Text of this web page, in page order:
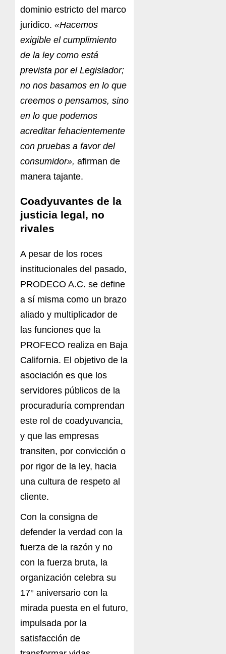
dominio estricto del marco
jurídico. «Hacemos
exigible el cumplimiento
de la ley como está
prevista por el Legislador;
no nos basamos en lo que
creemos o pensamos, sino
en lo que podemos
acreditar fehacientemente
con pruebas a favor del
consumidor», afirman de
manera tajante.
Coadyuvantes de la
justicia legal, no
rivales
A pesar de los roces
institucionales del pasado,
PRODECO A.C. se define
a sí misma como un brazo
aliado y multiplicador de
las funciones que la
PROFECO realiza en Baja
California. El objetivo de la
asociación es que los
servidores públicos de la
procuraduría comprendan
este rol de coadyuvancia,
y que las empresas
transiten, por convicción o
por rigor de la ley, hacia
una cultura de respeto al
cliente.
Con la consigna de
defender la verdad con la
fuerza de la razón y no
con la fuerza bruta, la
organización celebra su
17° aniversario con la
mirada puesta en el futuro,
impulsada por la
satisfacción de